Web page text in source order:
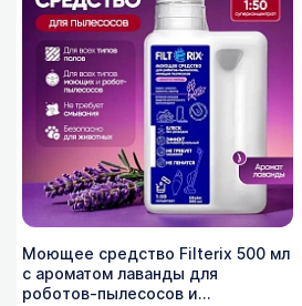
Моющее средство Filterix 500 мл
с ароматом лаванды для
роботов-пылесосов и